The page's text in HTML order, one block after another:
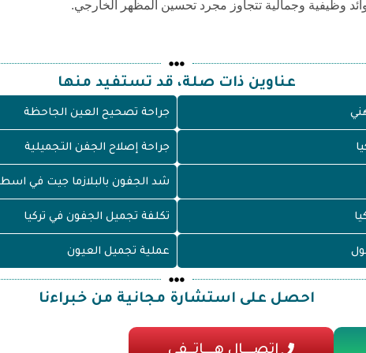
وظيفية وجمالية تتجاوز مجرد تحسين المظهر الخارجي.
عناوين ذات صلة، قد تستفيد منها
جراحة تصحيح العين الجاحظة
جراحة إصلاح الجفن التجميلية
شد الجفون بالبلازما جيت في
تكلفة تجميل الجفون في تركيا
عملية تجميل العيون
احصل على استشارة مجانية من خبراءنا